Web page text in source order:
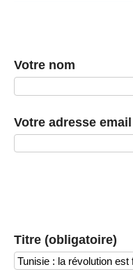
Votre nom
Votre adresse email
Titre (obligatoire)